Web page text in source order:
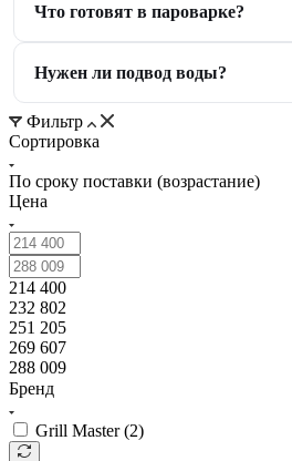
Что готовят в пароварке?
Нужен ли подвод воды?
Фильтр
Сортировка
По сроку поставки (возрастание)
Цена
214 400
232 802
251 205
269 607
288 009
Бренд
Grill Master (2)